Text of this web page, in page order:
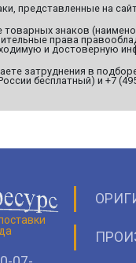
представленные на
товарных знаков
права
и достоверную
затруднения в
бесплатный) и +7